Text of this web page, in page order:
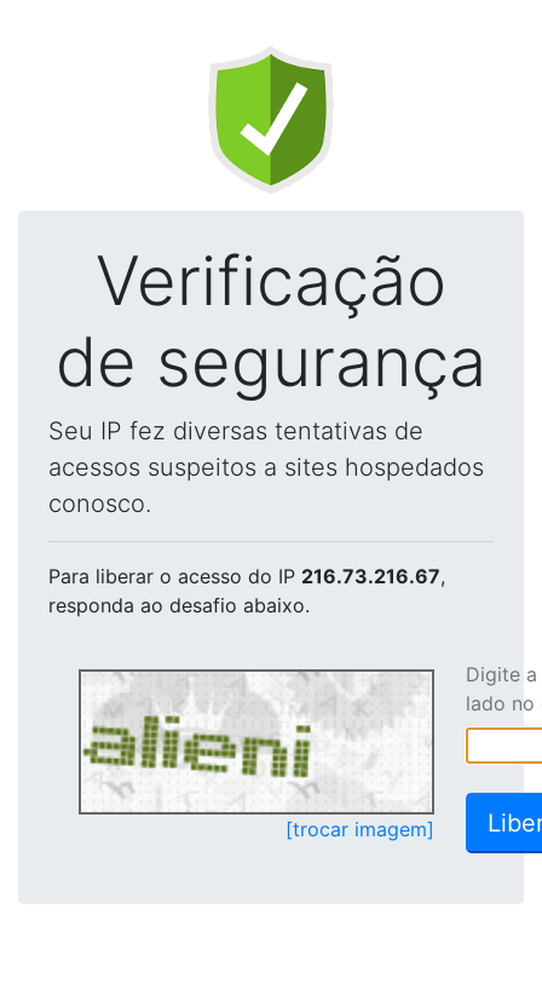
Verificação
de segurança
Seu IP fez diversas tentativas de
acessos suspeitos a sites hospedados
conosco.
Para liberar o acesso do IP 216.73.216.67,
responda ao desafio abaixo.
[trocar imagem]
Digite
lado no